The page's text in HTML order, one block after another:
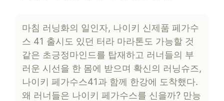
마침 러닝화의 일인자, 나이키 신제품 페가수
스 41 출시도 있던 터라 마라톤도 가능할 것
같은 초긍정마인드를 탑재하고 러너들의 부
러운 시선을 한 몸에 받으며 확신의 러닝슈즈,
나이키 페가수스41과 함께 한강에 도착했다.
왜 러너들은 나이키 페가수스를 신을까? 만능